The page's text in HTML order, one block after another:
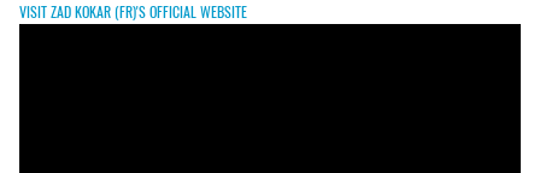
VISIT ZAD KOKAR (FR)'S OFFICIAL WEBSITE